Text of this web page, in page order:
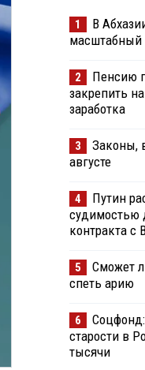
1
В
2
Пенсию
закрепить
заработка
3
Законы,
августе
4
Путин
судимостью
контракта с
5
Сможет
спеть арию
6
старости в
тысячи